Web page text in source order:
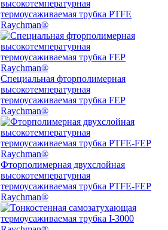
высокотемпературная
термоусаживаемая трубка PTFE
Raychman®
Специальная фторполимерная
высокотемпературная
термоусаживаемая трубка FEP
Raychman®
Фторполимерная двухслойная
высокотемпературная
термоусаживаемая трубка PTFE-FEP
Raychman®